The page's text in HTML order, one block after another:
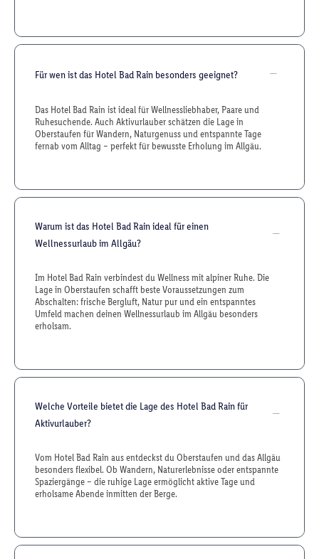
Für wen ist das Hotel Bad Rain besonders geeignet?
Das Hotel Bad Rain ist ideal für Wellnessliebhaber, Paare und
Ruhesuchende. Auch Aktivurlauber schätzen die Lage in
Oberstaufen für Wandern, Naturgenuss und entspannte Tage
fernab vom Alltag – perfekt für bewusste Erholung im Allgäu.
Warum ist das Hotel Bad Rain ideal für einen
Wellnessurlaub im Allgäu?
Im Hotel Bad Rain verbindest du Wellness mit alpiner Ruhe. Die
Lage in Oberstaufen schafft beste Voraussetzungen zum
Abschalten: frische Bergluft, Natur pur und ein entspanntes
Umfeld machen deinen Wellnessurlaub im Allgäu besonders
erholsam.
Welche Vorteile bietet die Lage des Hotel Bad Rain für
Aktivurlauber?
Vom Hotel Bad Rain aus entdeckst du Oberstaufen und das Allgäu
besonders flexibel. Ob Wandern, Naturerlebnisse oder entspannte
Spaziergänge – die ruhige Lage ermöglicht aktive Tage und
erholsame Abende inmitten der Berge.